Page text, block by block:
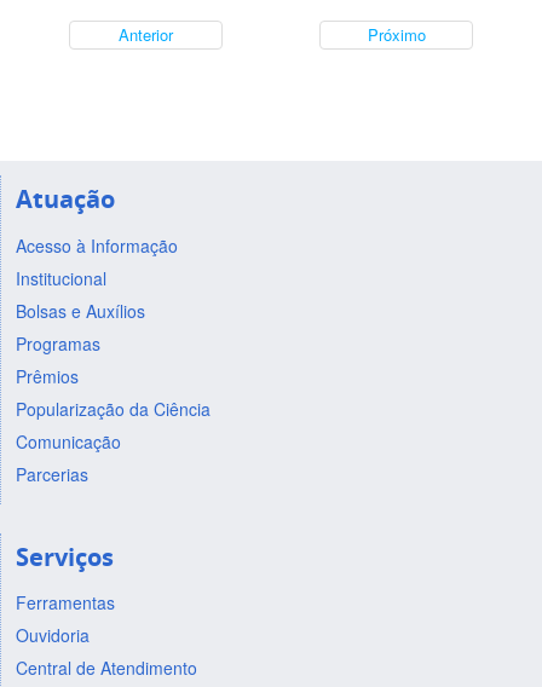
Anterior Próximo
Atuação
Acesso à Informação
Institucional
Bolsas e Auxílios
Programas
Prêmios
Popularização da Ciência
Comunicação
Parcerias
Serviços
Ferramentas
Ouvidoria
Central de Atendimento